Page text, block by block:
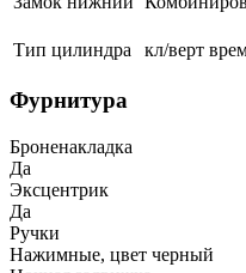
Тип цилиндра
кл/верт
Фурнитура
Броненакладка
Да
Эксцентрик
Да
Ручки
Нажимные, цвет черный